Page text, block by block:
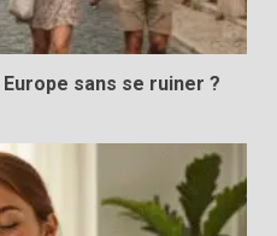
sans se ruiner ?